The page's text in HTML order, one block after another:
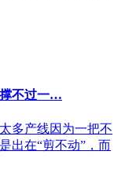
撑不过一…
多产线因为一把不
出在“剪不动”，而